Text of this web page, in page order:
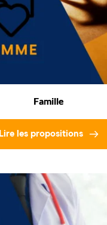
Famille
Lire les propositions